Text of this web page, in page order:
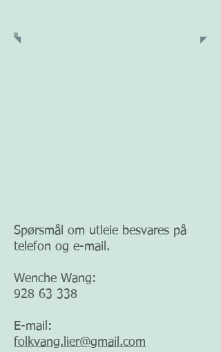
Spørsmål om utleie besvares på
telefon og e-mail.
Wenche Wang:
928 63 338
E-mail:
folkvang.lier@gmail.com